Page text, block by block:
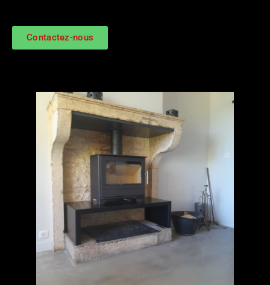
Contactez-nous